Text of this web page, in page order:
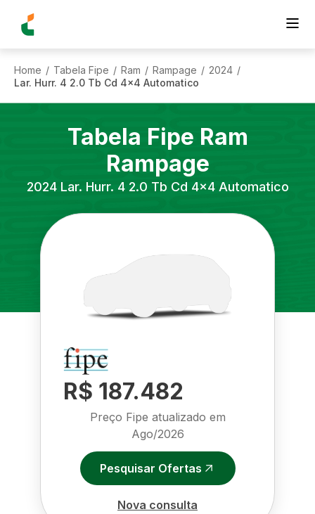
Home / Tabela Fipe / Ram / Rampage / 2024 /
Lar. Hurr. 4 2.0 Tb Cd 4x4 Automatico
Tabela Fipe Ram
Rampage
2024 Lar. Hurr. 4 2.0 Tb Cd 4x4 Automatico
R$ 187.482
Preço Fipe atualizado em
Ago/2026
Pesquisar Ofertas
Nova consulta